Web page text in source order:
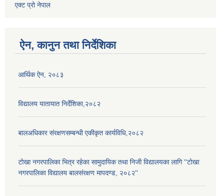
एक्ट प्रो नेपाल
ऐन, कानुन तथा निर्देशिका
आर्थिक ऐन, २०८३
विद्यालय यातायात निर्देशिका,२०८२
बालअधिकार संरक्षणसम्बन्धी एकीकृत कार्यविधि,२०८२
टाेखा नगरपालिका भित्र रहेका सामुदायिक तथा निजी विद्यालयका लागि ''टाेखा
नगरपालिका विद्यालय बालसंरक्षण मापदण्ड, २०८२''